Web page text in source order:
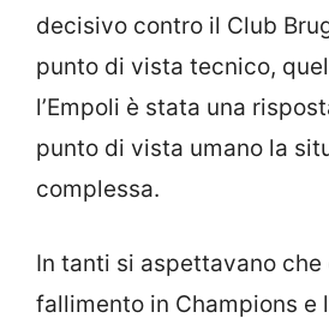
decisivo contro il Club
punto di vista tecnico,
l’Empoli è stata una
punto di vista umano la
complessa.
In tanti si aspettavano che
fallimento in Champions e